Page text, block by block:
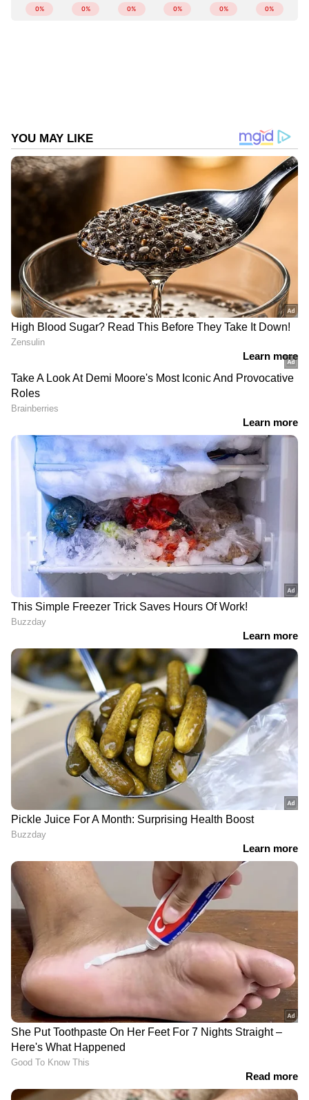
എൽഡിഎൽ കുറയ്ക്കാൻ സഹായിക്കുന്നു.
ഉലുവ വെള്ളം പതിവായി കഴിക്കുന്നത്
എൽഡിഎൽ (മോശം) കൊളസ്ട്രോളിന്റെ
അളവ് കുറയ്ക്കാനും മൊത്തത്തിലുള്ള
സഹായിക്കും. ഉലുവ വെള്ളം രക്തത്തിലെ
പഞ്ചസാരയുടെ അളവ് നിയന്ത്രിക്കുന്നതായി
അടുത്തിടെ നടത്തിയ പഠനം കണ്ടെത്തി. ഇത്
പ്രമേഹമോ ഇൻസുലിൻ പ്രതിരോധമോ ഉള്ള
വ്യക്തികൾക്ക് ഇത് ഗുണം ചെയ്യും.
ഉലുവ വെള്ളത്തിൽ ആൻറി-ഇൻഫ്ലമേറ്ററി
ഇഫക്റ്റുകൾ ഉള്ള സംയുക്തങ്ങൾ
അടങ്ങിയിട്ടുണ്ട്. ഇത് സന്ധിവാതം, ആസ്ത്മ
തുടങ്ങിയ വീക്കവുമായി ബന്ധപ്പെട്ട
അവസ്ഥകളെ ലഘൂകരിക്കാൻ സഹായിക്കുന്നു.
ഉലുവയിലെ ഫൈറ്റോ ഈസ്ട്രജൻ ഉള്ളടക്കം